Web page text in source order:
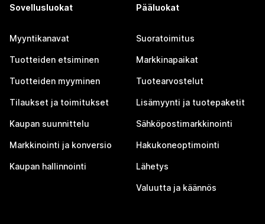
Sovellusluokat
Myyntikanavat
Tuotteiden etsiminen
Tuotteiden myyminen
Tilaukset ja toimitukset
Kaupan suunnittelu
Markkinointi ja konversio
Kaupan hallinnointi
Pääluokat
Suoratoimitus
Markkinapaikat
Tuotearvostelut
Lisämyynti ja tuotepaketit
Sähköpostimarkkinointi
Hakukoneoptimointi
Lähetys
Valuutta ja käännös